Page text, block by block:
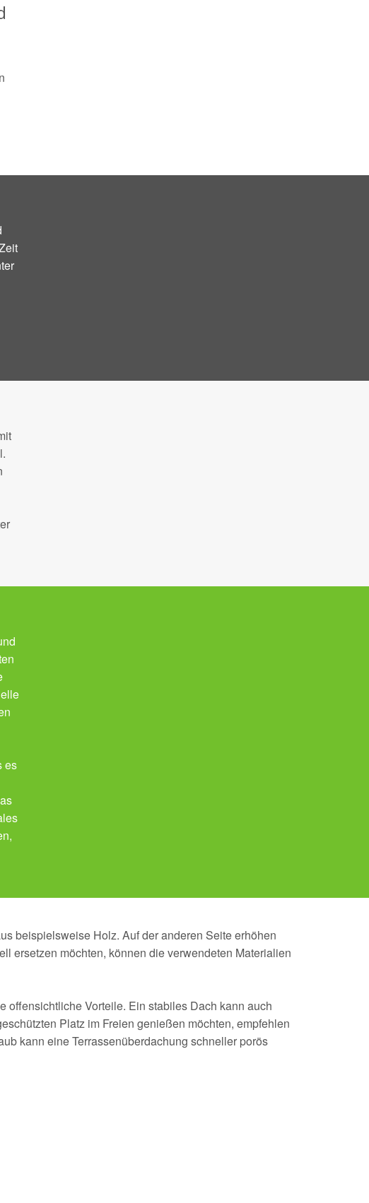
es
beispielsweise Holz. Auf der anderen Seite erhöhen
ersetzen möchten, können die verwendeten Materialien
offensichtliche Vorteile. Ein stabiles Dach kann auch
Platz im Freien genießen möchten, empfehlen
kann eine Terrassenüberdachung schneller porös